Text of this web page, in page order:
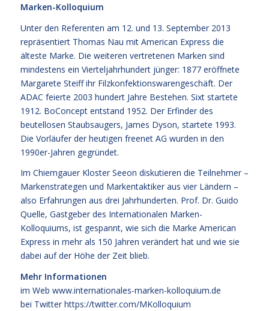
Marken-Kolloquium
Unter den Referenten am 12. und 13. September 2013
repräsentiert Thomas Nau mit American Express die
älteste Marke. Die weiteren vertretenen Marken sind
mindestens ein Vierteljahrhundert jünger: 1877 eröffnete
Margarete Steiff ihr Filzkonfektionswarengeschäft. Der
ADAC feierte 2003 hundert Jahre Bestehen. Sixt startete
1912. BoConcept entstand 1952. Der Erfinder des
beutellosen Staubsaugers, James Dyson, startete 1993.
Die Vorläufer der heutigen freenet AG wurden in den
1990er-Jahren gegründet.
Im Chiemgauer Kloster Seeon diskutieren die Teilnehmer –
Markenstrategen und Markentaktiker aus vier Ländern –
also Erfahrungen aus drei Jahrhunderten. Prof. Dr. Guido
Quelle, Gastgeber des Internationalen Marken-
Kolloquiums, ist gespannt, wie sich die Marke American
Express in mehr als 150 Jahren verändert hat und wie sie
dabei auf der Höhe der Zeit blieb.
Mehr Informationen
im Web www.internationales-marken-kolloquium.de
bei Twitter https://twitter.com/MKolloquium